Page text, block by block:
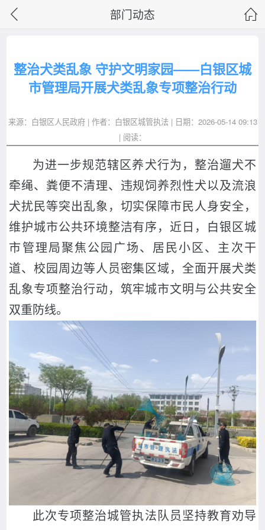
部门动态
整治犬类乱象 守护文明家园——白银区城
市管理局开展犬类乱象专项整治行动
来源：白银区人民政府 | 作者：白银区城管执法 | 日期：2026-05-14 09:13
| 阅读：
为进一步规范辖区养犬行为，整治遛犬不
牵绳、粪便不清理、违规饲养烈性犬以及流浪
犬扰民等突出乱象，切实保障市民人身安全，
维护城市公共环境整洁有序，近日，白银区城
市管理局聚焦公园广场、居民小区、主次干
道、校园周边等人员密集区域，全面开展犬类
乱象专项整治行动，筑牢城市文明与公共安全
双重防线。
此次专项整治城管执法队员坚持教育劝导